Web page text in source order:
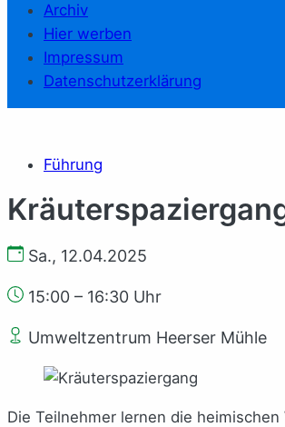
Archiv
Hier werben
Impressum
Datenschutzerklärung
Führung
Sa., 12.04.2025
15:00 – 16:30 Uhr
Umweltzentrum Heerser Mühle
Die Teilnehmer lernen die heimischen